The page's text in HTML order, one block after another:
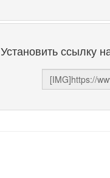
Установить ссылку